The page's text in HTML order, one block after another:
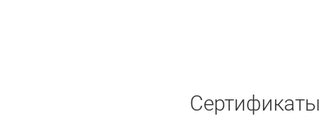
Сертификаты